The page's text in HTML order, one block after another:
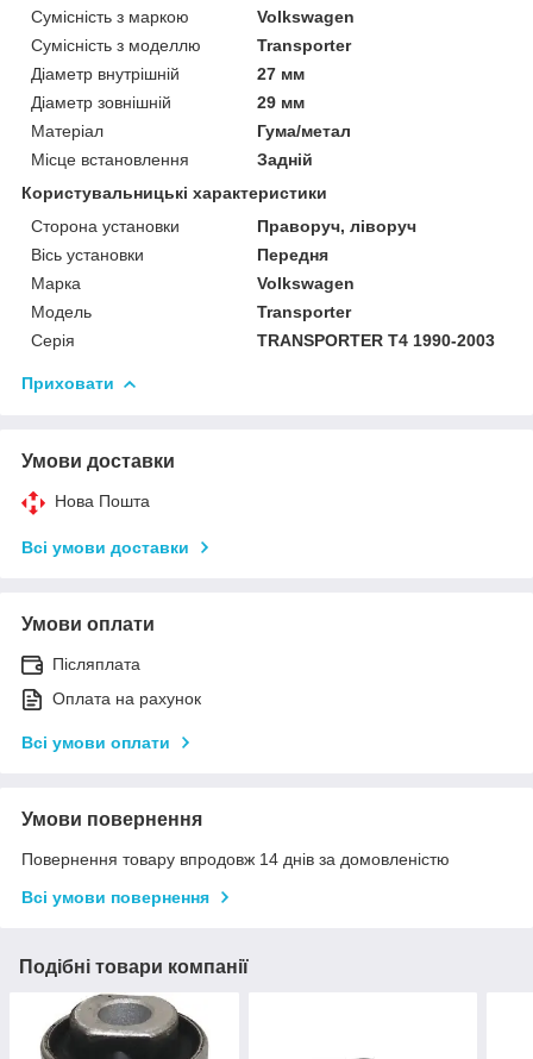
Сумісність з маркою
Volkswagen
Сумісність з моделлю
Transporter
Діаметр внутрішній
27 мм
Діаметр зовнішній
29 мм
Матеріал
Гума/метал
Місце встановлення
Задній
Користувальницькі характеристики
Сторона установки
Праворуч, ліворуч
Вісь установки
Передня
Марка
Volkswagen
Модель
Transporter
Серія
TRANSPORTER T4 1990-2003
Приховати
Умови доставки
Нова Пошта
Всі умови доставки
Умови оплати
Післяплата
Оплата на рахунок
Всі умови оплати
Умови повернення
Повернення товару впродовж 14 днів за домовленістю
Всі умови повернення
Подібні товари компанії